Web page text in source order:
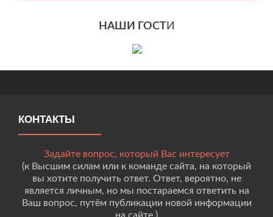
НАШИ ГОСТИ
КОНТАКТЫ
Задайте вопрос, который Вас интересует
(к Высшим силам или к команде сайта, на который
вы хотите получить ответ. Ответ, вероятно, не
является личным, но мы постараемся ответить на
Ваш вопрос, путём публикации новой информации